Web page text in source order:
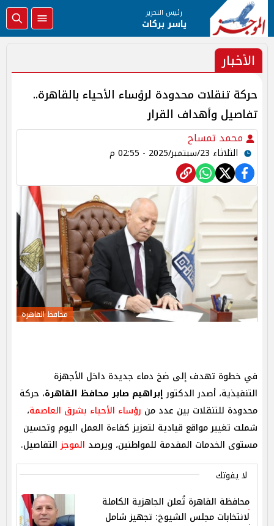
رئيس التحرير
ياسر بركات
الأخبار
حركة تنقلات محدودة لرؤساء الأحياء بالقاهرة..
تفاصيل وأهداف القرار
محمد تمساح
الثلاثاء 23/سبتمبر/2025 - 02:55 م
محافظ القاهرة
في خطوة تهدف إلى ضخ دماء جديدة داخل الأجهزة
التنفيذية، أصدر الدكتورإبراهيم صابر محافظ القاهرة، حركة
محدودة للتنقلات بين عدد من رؤساء الأحياء بشرق العاصمة،
شملت تغيير مواقع قيادية لتعزيز كفاءة العمل اليوم وتحسين
مستوى الخدمات المقدمة للمواطنين، ويرصد الموجزالتفاصيل.
لا يفوتك
محافظة القاهرة تُعلن الجاهزية الكاملة
لانتخابات مجلس الشيوخ: تجهيز شامل